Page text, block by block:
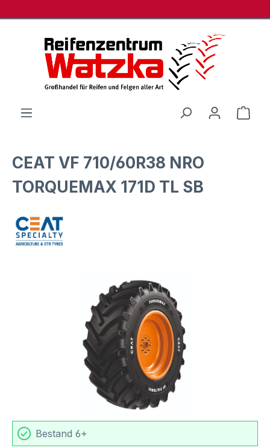
CEAT VF 710/60R38 NRO
TORQUEMAX 171D TL SB
Bildergalerie überspringen
Bestand 6+